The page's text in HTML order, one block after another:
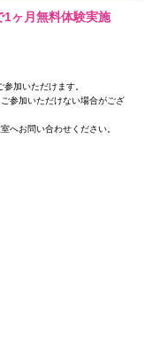
ヶ月無料体験実施
加いただけます。
参加いただけない場合がござ
へお問い合わせください。